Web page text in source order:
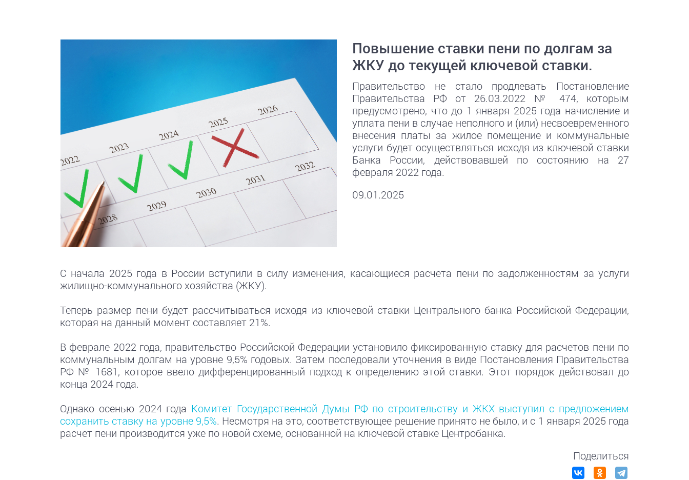
Повышение ставки пени по долгам за
ЖКУ до текущей ключевой ставки.
Правительство не стало продлевать Постановление
Правительства РФ от 26.03.2022 № 474, которым
предусмотрено, что до 1 января 2025 года начисление и
уплата пени в случае неполного и (или) несвоевременного
внесения платы за жилое помещение и коммунальные
услуги будет осуществляться исходя из ключевой ставки
Банка России, действовавшей по состоянию на 27
февраля 2022 года.
09.01.2025
С начала 2025 года в России вступили в силу изменения, касающиеся расчета пени по задолженностям за услуги
жилищно-коммунального хозяйства (ЖКУ).
Теперь размер пени будет рассчитываться исходя из ключевой ставки Центрального банка Российской Федерации,
которая на данный момент составляет 21%.
В феврале 2022 года, правительство Российской Федерации установило фиксированную ставку для расчетов пени по
коммунальным долгам на уровне 9,5% годовых. Затем последовали уточнения в виде Постановления Правительства
РФ № 1681, которое ввело дифференцированный подход к определению этой ставки. Этот порядок действовал до
конца 2024 года.
Однако осенью 2024 года Комитет Государственной Думы РФ по строительству и ЖКХ выступил с предложением
сохранить ставку на уровне 9,5%. Несмотря на это, соответствующее решение принято не было, и с 1 января 2025 года
расчет пени производится уже по новой схеме, основанной на ключевой ставке Центробанка.
Поделиться